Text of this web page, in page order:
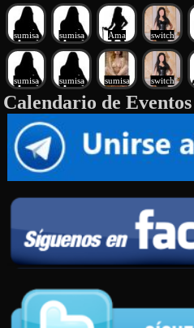
sumisa sumisa Ama switch
sumisa sumisa sumisa switch
Calendario de Eventos